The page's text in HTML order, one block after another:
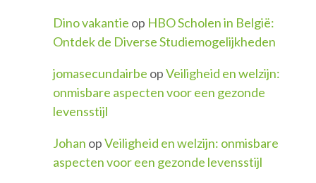
Dino vakantie op HBO Scholen in België:
Ontdek de Diverse Studiemogelijkheden
jomasecundairbe opVeiligheid en welzijn:
onmisbare aspecten voor een gezonde
levensstijl
Johan opVeiligheid en welzijn: onmisbare
aspecten voor een gezonde levensstijl